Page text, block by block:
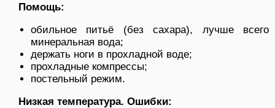
Помощь:
обильное питьё (без сахара), лучше всего
минеральная вода;
держать ноги в прохладной воде;
прохладные компрессы;
постельный режим.
Низкая температура. Ошибки: